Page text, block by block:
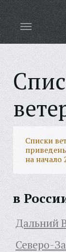
Списки
на начало
в
Дальний
Северо-